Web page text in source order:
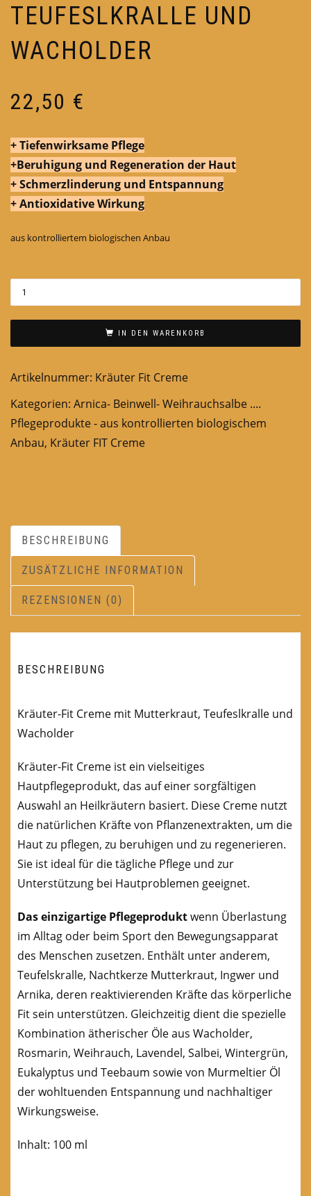
TEUFESLKRALLE UND
WACHOLDER
22,50 €
+ Tiefenwirksame Pflege
+Beruhigung und Regeneration der Haut
+ Schmerzlinderung und Entspannung
+ Antioxidative Wirkung
aus kontrolliertem biologischen Anbau
IN DEN WARENKORB
Artikelnummer: Kräuter Fit Creme
Kategorien: Arnica- Beinwell- Weihrauchsalbe ....
Pflegeprodukte - aus kontrollierten biologischem
Anbau, Kräuter FIT Creme
BESCHREIBUNG
ZUSÄTZLICHE INFORMATION
REZENSIONEN (0)
BESCHREIBUNG
Kräuter-Fit Creme mit Mutterkraut, Teufeslkralle und
Wacholder
Kräuter-Fit Creme ist ein vielseitiges
Hautpflegeprodukt, das auf einer sorgfältigen
Auswahl an Heilkräutern basiert. Diese Creme nutzt
die natürlichen Kräfte von Pflanzenextrakten, um die
Haut zu pflegen, zu beruhigen und zu regenerieren.
Sie ist ideal für die tägliche Pflege und zur
Unterstützung bei Hautproblemen geeignet.
Das einzigartige Pflegeproduktwenn Überlastung
im Alltag oder beim Sport den Bewegungsapparat
des Menschen zusetzen. Enthält unter anderem,
Teufelskralle, Nachtkerze Mutterkraut, Ingwer und
Arnika, deren reaktivierenden Kräfte das körperliche
Fit sein unterstützen. Gleichzeitig dient die spezielle
Kombination ätherischer Öle aus Wacholder,
Rosmarin, Weihrauch, Lavendel, Salbei, Wintergrün,
Eukalyptus und Teebaum sowie von Murmeltier Öl
der wohltuenden Entspannung und nachhaltiger
Wirkungsweise.
Inhalt: 100 ml